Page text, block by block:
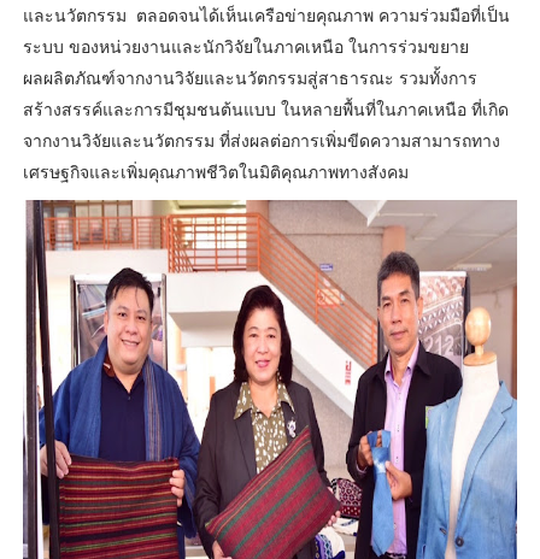
และนวัตกรรม ตลอดจนได้เห็นเครือข่ายคุณภาพ ความร่วมมือที่เป็น
ระบบ ของหน่วยงานและนักวิจัยในภาคเหนือ ในการร่วมขยาย
ผลผลิตภัณฑ์จากงานวิจัยและนวัตกรรมสู่สาธารณะ รวมทั้งการ
สร้างสรรค์และการมีชุมชนต้นแบบ ในหลายพื้นที่ในภาคเหนือ ที่เกิด
จากงานวิจัยและนวัตกรรม ที่ส่งผลต่อการเพิ่มขีดความสามารถทาง
เศรษฐกิจและเพิ่มคุณภาพชีวิตในมิติคุณภาพทางสังคม